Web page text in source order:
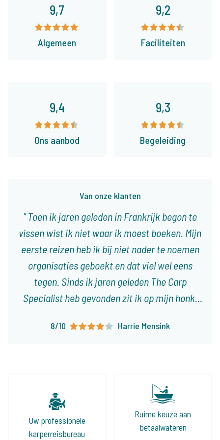
9,7
Algemeen
9,2
Faciliteiten
Van onze klanten
Toen ik jaren geleden in Frankrijk begon te
vissen wist ik niet waar ik moest boeken. Mijn
eerste reizen heb ik bij niet nader te noemen
organisaties geboekt en dat viel wel eens
tegen. Sinds ik jaren geleden The Carp
Specialist heb gevonden zit ik op mijn honk,
altijd goed is of goed komt. Er vallen steeds
het vissen met een groep vind ik geweldig, dit
jaar gaan we zelfs 2 keer op pad met zijn
8/10 Harrie Mensink
9,4
Ons aanbod
9,3
Begeleiding
Uw professionele
karperreisbureau
Ruime keuze aan
betaalwateren